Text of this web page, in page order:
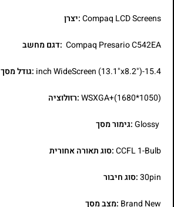
Compaq LCD Screens:יצרן
Compaq Presario C542EA :דגם מחשב
15.4-inch WideScreen (13.1"x8.2") :גודל מסך
WSXGA+(1680*1050):רזולוציה
Glossy:גימור מסך
CCFL 1-Bulb:סוג תאורה אחורית
30pin:סוג חיבור
Brand New :מצב מסך